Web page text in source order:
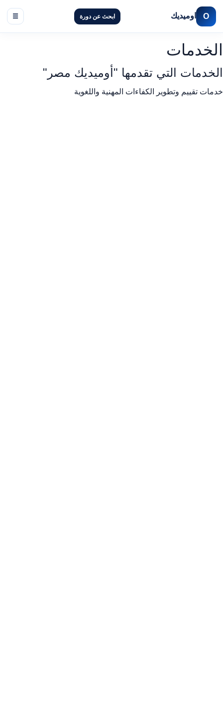
O اوميديك ☰ ابحث عن دورة
الخدمات
الخدمات التي تقدمها "أوميديك مصر"
خدمات تقييم وتطوير الكفاءات المهنية واللغوية